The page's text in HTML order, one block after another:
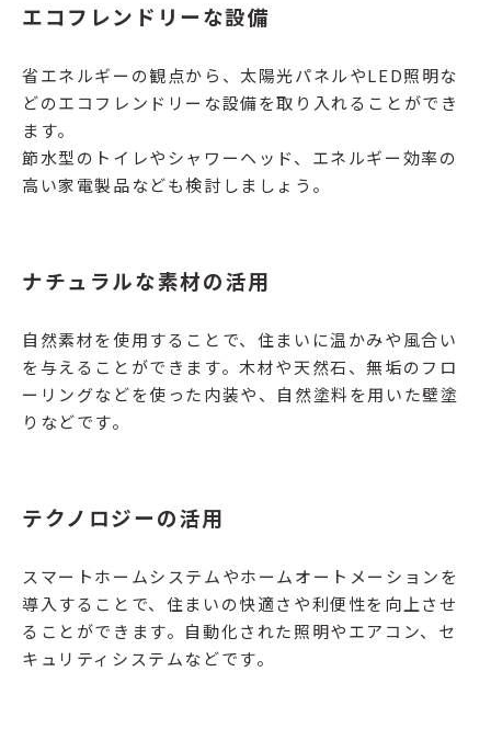
エコフレンドリーな設備
省エネルギーの観点から、太陽光パネルやLED照明な
どのエコフレンドリーな設備を取り入れることができ
ます。
節水型のトイレやシャワーヘッド、エネルギー効率の
高い家電製品なども検討しましょう。
ナチュラルな素材の活用
自然素材を使用することで、住まいに温かみや風合い
を与えることができます。木材や天然石、無垢のフロ
ーリングなどを使った内装や、自然塗料を用いた壁塗
りなどです。
テクノロジーの活用
スマートホームシステムやホームオートメーションを
導入することで、住まいの快適さや利便性を向上させ
ることができます。自動化された照明やエアコン、セ
キュリティシステムなどです。